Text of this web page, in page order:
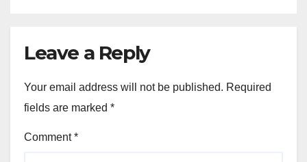
Leave a Reply
Your email address will not be published. Required
fields are marked *
Comment*